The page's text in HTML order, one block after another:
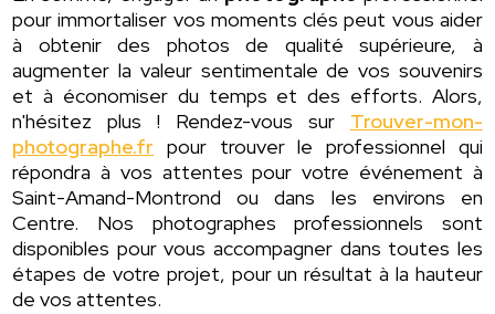
pour immortaliser vos moments clés peut vous aider
à obtenir des photos de qualité supérieure, à
augmenter la valeur sentimentale de vos souvenirs
et à économiser du temps et des efforts. Alors,
n'hésitez plus ! Rendez-vous sur Trouver-mon-
photographe.fr pour trouver le professionnel qui
répondra à vos attentes pour votre événement à
Saint-Amand-Montrond ou dans les environs en
Centre. Nos photographes professionnels sont
disponibles pour vous accompagner dans toutes les
étapes de votre projet, pour un résultat à la hauteur
de vos attentes.